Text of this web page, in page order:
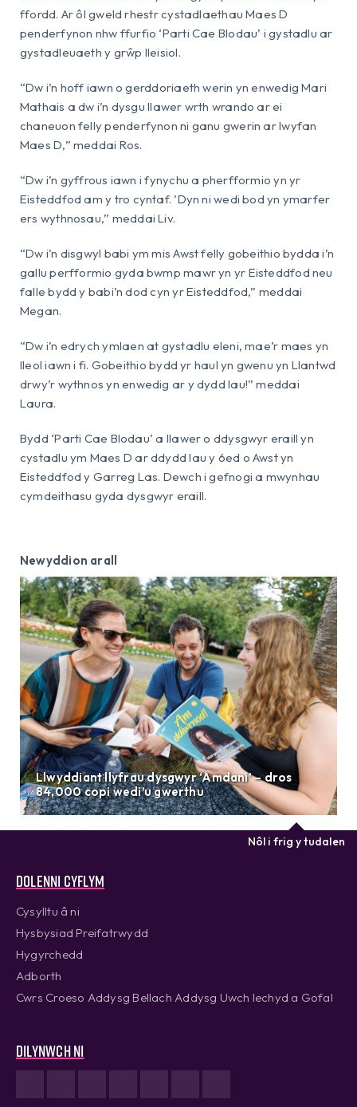
ffordd. Ar ôl gweld rhestr cystadlaethau Maes D
penderfynon nhw ffurfio ‘Parti Cae Blodau’ i gystadlu ar
gystadleuaeth y grŵp lleisiol.
“Dw i’n hoff iawn o gerddoriaeth werin yn enwedig Mari
Mathais a dw i’n dysgu llawer wrth wrando ar ei
chaneuon felly penderfynon ni ganu gwerin ar lwyfan
Maes D,” meddai Ros.
“Dw i’n gyffrous iawn i fynychu a pherfformio yn yr
Eisteddfod am y tro cyntaf. ’Dyn ni wedi bod yn ymarfer
ers wythnosau,” meddai Liv.
“Dw i’n disgwyl babi ym mis Awst felly gobeithio bydda i’n
gallu perfformio gyda bwmp mawr yn yr Eisteddfod neu
falle bydd y babi’n dod cyn yr Eisteddfod,” meddai
Megan.
“Dw i’n edrych ymlaen at gystadlu eleni, mae’r maes yn
lleol iawn i fi. Gobeithio bydd yr haul yn gwenu yn Llantwd
drwy’r wythnos yn enwedig ar y dydd Iau!” meddai
Laura.
Bydd ‘Parti Cae Blodau’ a llawer o ddysgwyr eraill yn
cystadlu ym Maes D ar ddydd Iau y 6ed o Awst yn
Eisteddfod y Garreg Las. Dewch i gefnogi a mwynhau
cymdeithasu gyda dysgwyr eraill.
Newyddion arall
Llwyddiant llyfrau dysgwyr ‘Amdani’ – dros
84,000 copi wedi’u gwerthu
Dolenni cyflym
Cysylltu â ni
Hysbysiad Preifatrwydd
Hygyrchedd
Adborth
Cwrs Croeso Addysg Bellach Addysg Uwch Iechyd a Gofal
Dilynwch ni
Nôl i frig y tudalen